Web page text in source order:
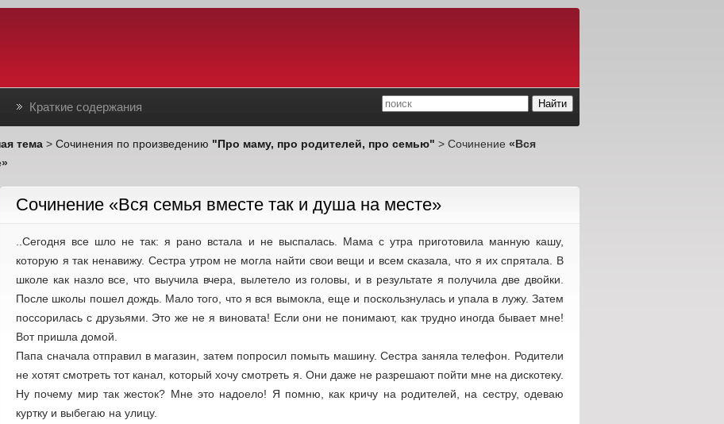
Краткие содержания
тема > Сочинения по произведению "Про маму, про родителей, про семью" > Сочинение «Вся
Cочинение «Вся семья вместе так и душа на месте»
..Сегодня все шло не так: я рано встала и не выспалась. Мама с утра приготовила манную кашу,
которую я так ненавижу. Сестра утром не могла найти свои вещи и всем сказала, что я их спрятала. В
школе как назло все, что выучила вчера, вылетело из головы, и в результате я получила две двойки.
После школы пошел дождь. Мало того, что я вся вымокла, еще и поскользнулась и упала в лужу. Затем
поссорилась с друзьями. Это же не я виновата! Если они не понимают, как трудно иногда бывает мне!
Вот пришла домой.
Папа сначала отправил в магазин, затем попросил помыть машину. Сестра заняла телефон. Родители
не хотят смотреть тот канал, который хочу смотреть я. Они даже не разрешают пойти мне на дискотеку.
Ну почему мир так жесток? Мне это надоело! Я помню, как кричу на родителей, на сестру, одеваю
куртку и выбегаю на улицу.